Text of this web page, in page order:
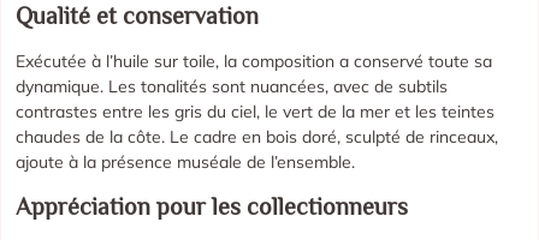
Qualité et conservation
Exécutée à l’huile sur toile, la composition a conservé toute sa
dynamique. Les tonalités sont nuancées, avec de subtils
contrastes entre les gris du ciel, le vert de la mer et les teintes
chaudes de la côte. Le cadre en bois doré, sculpté de rinceaux,
ajoute à la présence muséale de l’ensemble.
Appréciation pour les collectionneurs